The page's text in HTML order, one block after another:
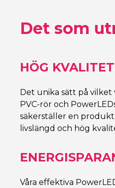
Det som
HÖG KVALITET
Det unika sätt på vilket
PVC-rör och
säkerställer en
livslängd och hög
Våra effektiva